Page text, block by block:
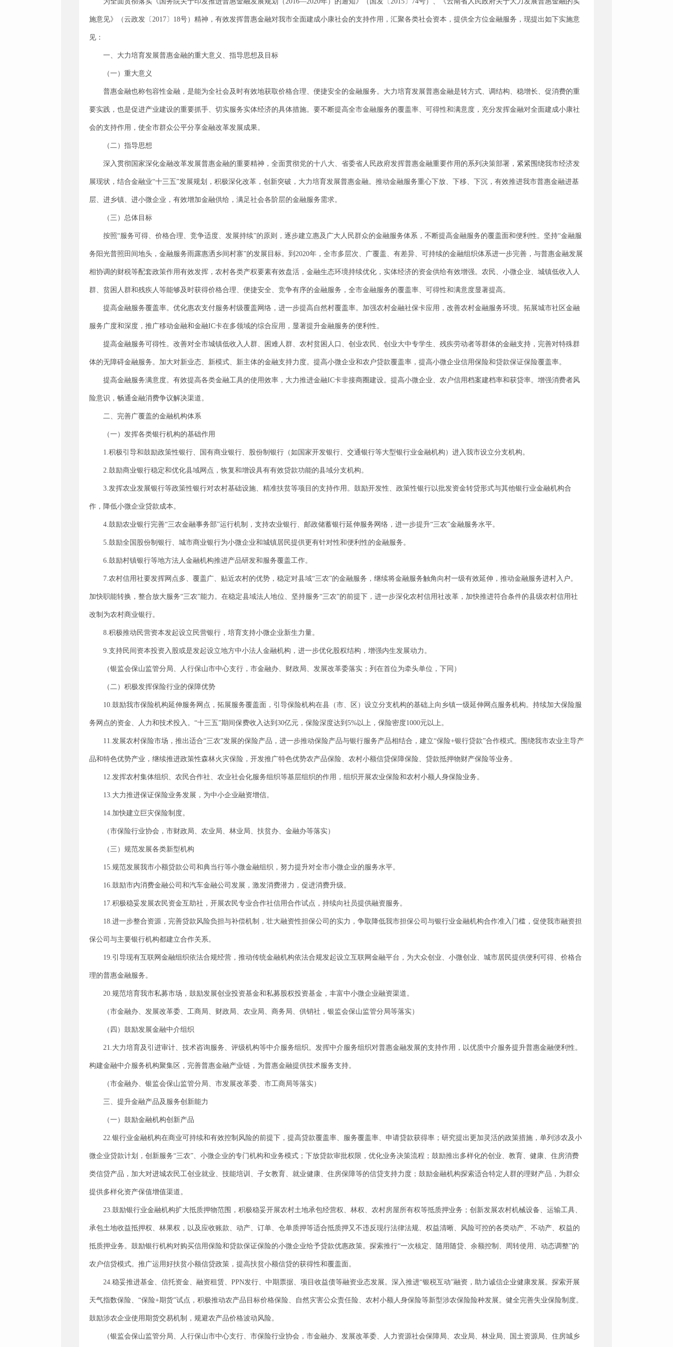
施意见》（云政发〔2017〕18号）精神，有效发挥普惠金融对我市全面建成小康社会的支持作用，汇聚各类社会资本，提供全方位金融服务，现提出如下实施意
见：
一、大力培育发展普惠金融的重大意义、指导思想及目标
（一）重大意义
普惠金融也称包容性金融，是能为全社会及时有效地获取价格合理、便捷安全的金融服务。大力培育发展普惠金融是转方式、调结构、稳增长、促消费的重
要实践，也是促进产业建设的重要抓手、切实服务实体经济的具体措施。要不断提高全市金融服务的覆盖率、可得性和满意度，充分发挥金融对全面建成小康社
会的支持作用，使全市群众公平分享金融改革发展成果。
（二）指导思想
深入贯彻国家深化金融改革发展普惠金融的重要精神，全面贯彻党的十八大、省委省人民政府发挥普惠金融重要作用的系列决策部署，紧紧围绕我市经济发
展现状，结合金融业“十三五”发展规划，积极深化改革，创新突破，大力培育发展普惠金融。推动金融服务重心下放、下移、下沉，有效推进我市普惠金融进基
层、进乡镇、进小微企业，有效增加金融供给，满足社会各阶层的金融服务需求。
（三）总体目标
按照“服务可得、价格合理、竞争适度、发展持续”的原则，逐步建立惠及广大人民群众的金融服务体系，不断提高金融服务的覆盖面和便利性。坚持“金融服
务阳光普照田间地头，金融服务雨露惠洒乡间村寨”的发展目标。到2020年，全市多层次、广覆盖、有差异、可持续的金融组织体系进一步完善，与普惠金融发展
相协调的财税等配套政策作用有效发挥，农村各类产权要素有效盘活，金融生态环境持续优化，实体经济的资金供给有效增强。农民、小微企业、城镇低收入人
群、贫困人群和残疾人等能够及时获得价格合理、便捷安全、竞争有序的金融服务，全市金融服务的覆盖率、可得性和满意度显著提高。
提高金融服务覆盖率。优化惠农支付服务村级覆盖网络，进一步提高自然村覆盖率。加强农村金融社保卡应用，改善农村金融服务环境。拓展城市社区金融
服务广度和深度，推广移动金融和金融IC卡在多领域的综合应用，显著提升金融服务的便利性。
提高金融服务可得性。改善对全市城镇低收入人群、困难人群、农村贫困人口、创业农民、创业大中专学生、残疾劳动者等群体的金融支持，完善对特殊群
体的无障碍金融服务。加大对新业态、新模式、新主体的金融支持力度。提高小微企业和农户贷款覆盖率，提高小微企业信用保险和贷款保证保险覆盖率。
提高金融服务满意度。有效提高各类金融工具的使用效率，大力推进金融IC卡非接商圈建设。提高小微企业、农户信用档案建档率和获贷率。增强消费者风
险意识，畅通金融消费争议解决渠道。
二、完善广覆盖的金融机构体系
（一）发挥各类银行机构的基础作用
1.积极引导和鼓励政策性银行、国有商业银行、股份制银行（如国家开发银行、交通银行等大型银行业金融机构）进入我市设立分支机构。
2.鼓励商业银行稳定和优化县域网点，恢复和增设具有有效贷款功能的县域分支机构。
3.发挥农业发展银行等政策性银行对农村基础设施、精准扶贫等项目的支持作用。鼓励开发性、政策性银行以批发资金转贷形式与其他银行业金融机构合
作，降低小微企业贷款成本。
4.鼓励农业银行完善“三农金融事务部”运行机制，支持农业银行、邮政储蓄银行延伸服务网络，进一步提升“三农”金融服务水平。
5.鼓励全国股份制银行、城市商业银行为小微企业和城镇居民提供更有针对性和便利性的金融服务。
6.鼓励村镇银行等地方法人金融机构推进产品研发和服务覆盖工作。
7.农村信用社要发挥网点多、覆盖广、贴近农村的优势，稳定对县域“三农”的金融服务，继续将金融服务触角向村一级有效延伸，推动金融服务进村入户。
加快职能转换，整合放大服务“三农”能力。在稳定县域法人地位、坚持服务“三农”的前提下，进一步深化农村信用社改革，加快推进符合条件的县级农村信用社
改制为农村商业银行。
8.积极推动民营资本发起设立民营银行，培育支持小微企业新生力量。
9.支持民间资本投资入股或是发起设立地方中小法人金融机构，进一步优化股权结构，增强内生发展动力。
（银监会保山监管分局、人行保山市中心支行，市金融办、财政局、发展改革委落实；列在首位为牵头单位，下同）
（二）积极发挥保险行业的保障优势
10.鼓励我市保险机构延伸服务网点，拓展服务覆盖面，引导保险机构在县（市、区）设立分支机构的基础上向乡镇一级延伸网点服务机构。持续加大保险服
务网点的资金、人力和技术投入。“十三五”期间保费收入达到30亿元，保险深度达到5%以上，保险密度1000元以上。
11.发展农村保险市场，推出适合“三农”发展的保险产品，进一步推动保险产品与银行服务产品相结合，建立“保险+银行贷款”合作模式。围绕我市农业主导产
品和特色优势产业，继续推进政策性森林火灾保险，开发推广特色优势农产品保险、农村小额信贷保障保险、贷款抵押物财产保险等业务。
12.发挥农村集体组织、农民合作社、农业社会化服务组织等基层组织的作用，组织开展农业保险和农村小额人身保险业务。
13.大力推进保证保险业务发展，为中小企业融资增信。
14.加快建立巨灾保险制度。
（市保险行业协会，市财政局、农业局、林业局、扶贫办、金融办等落实）
（三）规范发展各类新型机构
15.规范发展我市小额贷款公司和典当行等小微金融组织，努力提升对全市小微企业的服务水平。
16.鼓励市内消费金融公司和汽车金融公司发展，激发消费潜力，促进消费升级。
17.积极稳妥发展农民资金互助社，开展农民专业合作社信用合作试点，持续向社员提供融资服务。
18.进一步整合资源，完善贷款风险负担与补偿机制，壮大融资性担保公司的实力，争取降低我市担保公司与银行业金融机构合作准入门槛，促使我市融资担
保公司与主要银行机构都建立合作关系。
19.引导现有互联网金融组织依法合规经营，推动传统金融机构依法合规发起设立互联网金融平台，为大众创业、小微创业、城市居民提供便利可得、价格合
理的普惠金融服务。
20.规范培育我市私募市场，鼓励发展创业投资基金和私募股权投资基金，丰富中小微企业融资渠道。
（市金融办、发展改革委、工商局、财政局、农业局、商务局、供销社，银监会保山监管分局等落实）
（四）鼓励发展金融中介组织
21.大力培育及引进审计、技术咨询服务、评级机构等中介服务组织。发挥中介服务组织对普惠金融发展的支持作用，以优质中介服务提升普惠金融便利性。
构建金融中介服务机构聚集区，完善普惠金融产业链，为普惠金融提供技术服务支持。
（市金融办、银监会保山监管分局、市发展改革委、市工商局等落实）
三、提升金融产品及服务创新能力
（一）鼓励金融机构创新产品
22.银行业金融机构在商业可持续和有效控制风险的前提下，提高贷款覆盖率、服务覆盖率、申请贷款获得率；研究提出更加灵活的政策措施，单列涉农及小
微企业贷款计划，创新服务“三农”、小微企业的专门机构和业务模式；下放贷款审批权限，优化业务决策流程；鼓励推出多样化的创业、教育、健康、住房消费
类信贷产品，加大对进城农民工创业就业、技能培训、子女教育、就业健康、住房保障等的信贷支持力度；鼓励金融机构探索适合特定人群的理财产品，为群众
提供多样化资产保值增值渠道。
23.鼓励银行业金融机构扩大抵质押物范围，积极稳妥开展农村土地承包经营权、林权、农村房屋所有权等抵质押业务；创新发展农村机械设备、运输工具、
承包土地收益抵押权、林果权，以及应收账款、动产、订单、仓单质押等适合抵质押又不违反现行法律法规、权益清晰、风险可控的各类动产、不动产、权益的
抵质押业务。鼓励银行机构对购买信用保险和贷款保证保险的小微企业给予贷款优惠政策。探索推行“一次核定、随用随贷、余额控制、周转使用、动态调整”的
农户信贷模式。推广运用好扶贫小额信贷政策，提高扶贫小额信贷的获得性和覆盖面。
24.稳妥推进基金、信托资金、融资租赁、PPN发行、中期票据、项目收益债等融资业态发展。深入推进“银税互动”融资，助力诚信企业健康发展。探索开展
天气指数保险、“保险+期货”试点，积极推动农产品目标价格保险、自然灾害公众责任险、农村小额人身保险等新型涉农保险险种发展。健全完善失业保险制度。
鼓励涉农企业使用期货交易机制，规避农产品价格波动风险。
（银监会保山监管分局、人行保山市中心支行、市保险行业协会，市金融办、发展改革委、人力资源社会保障局、农业局、林业局、国土资源局、住房城乡